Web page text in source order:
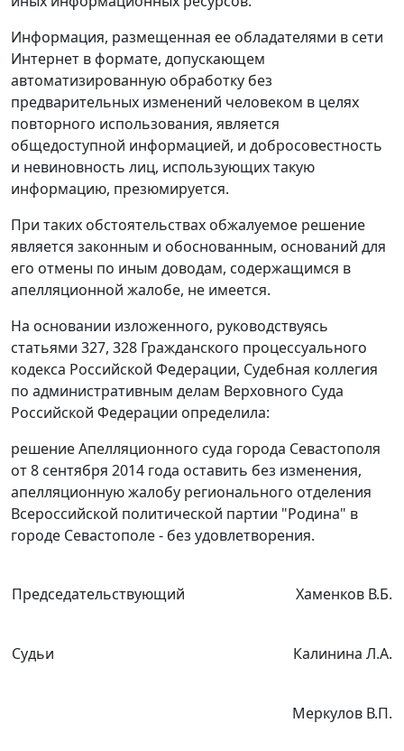
Информация, размещенная ее обладателями в сети
Интернет в формате, допускающем
автоматизированную обработку без
предварительных изменений человеком в целях
повторного использования, является
общедоступной информацией, и добросовестность
и невиновность лиц, использующих такую
информацию, презюмируется.
При таких обстоятельствах обжалуемое решение
является законным и обоснованным, оснований для
его отмены по иным доводам, содержащимся в
апелляционной жалобе, не имеется.
На основании изложенного, руководствуясь
статьями 327, 328 Гражданского процессуального
кодекса Российской Федерации, Судебная коллегия
по административным делам Верховного Суда
Российской Федерации определила:
решение Апелляционного суда города Севастополя
от 8 сентября 2014 года оставить без изменения,
апелляционную жалобу регионального отделения
Всероссийской политической партии "Родина" в
городе Севастополе - без удовлетворения.
Председательствующий Хаменков В.Б.
Судьи Калинина Л.A.
Меркулов В.П.